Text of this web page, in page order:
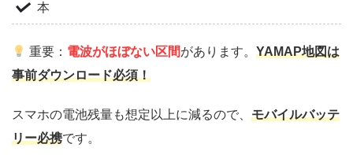
本
重要： 電波がほぼない区間があります。YAMAP地図は
事前ダウンロード必須！
スマホの電池残量も想定以上に減るので、 モバイルバッテ
リー必携です。